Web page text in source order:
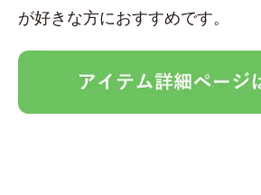
が好きな方におすすめです。